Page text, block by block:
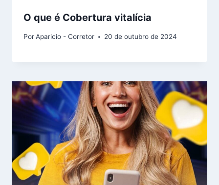
O que é Cobertura vitalícia
PorAparicio - Corretor 20 de outubro de 2024